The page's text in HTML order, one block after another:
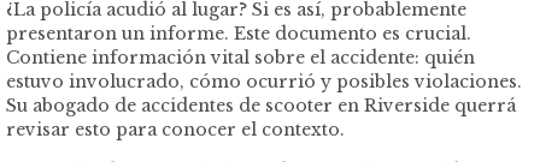
¿La policía acudió al lugar? Si es así, probablemente
presentaron un informe. Este documento es crucial.
Contiene información vital sobre el accidente: quién
estuvo involucrado, cómo ocurrió y posibles violaciones.
Su abogado de accidentes de scooter en Riverside querrá
revisar esto para conocer el contexto.